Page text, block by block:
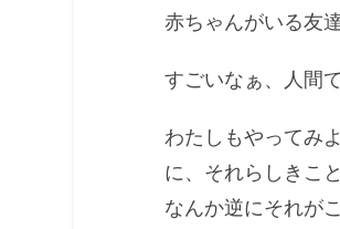
赤ちゃんがいる友
すごいなぁ、人間
わたしもやってみ
に、それらしきこ
なんか逆にそれが